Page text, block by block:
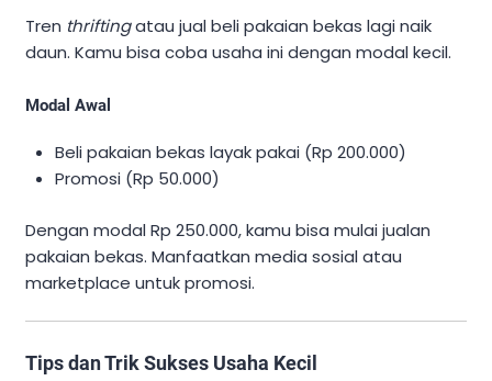
Tren thriftingatau jual beli pakaian bekas lagi naik
daun. Kamu bisa coba usaha ini dengan modal kecil.
Modal Awal
Beli pakaian bekas layak pakai (Rp 200.000)
Promosi (Rp 50.000)
Dengan modal Rp 250.000, kamu bisa mulai jualan
pakaian bekas. Manfaatkan media sosial atau
marketplace untuk promosi.
Tips dan Trik Sukses Usaha Kecil